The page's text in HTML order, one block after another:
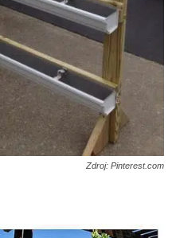
Zdroj: Pinterest.com